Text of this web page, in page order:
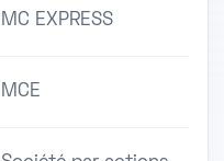
MC EXPRESS
MCE